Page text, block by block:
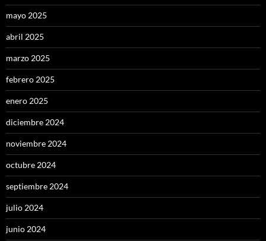
mayo 2025
abril 2025
marzo 2025
febrero 2025
enero 2025
diciembre 2024
noviembre 2024
octubre 2024
septiembre 2024
julio 2024
junio 2024